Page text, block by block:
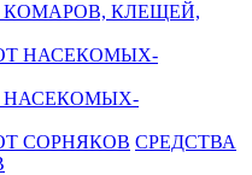
КОМАРОВ, КЛЕЩЕЙ,
НАСЕКОМЫХ-
СРЕДСТВА